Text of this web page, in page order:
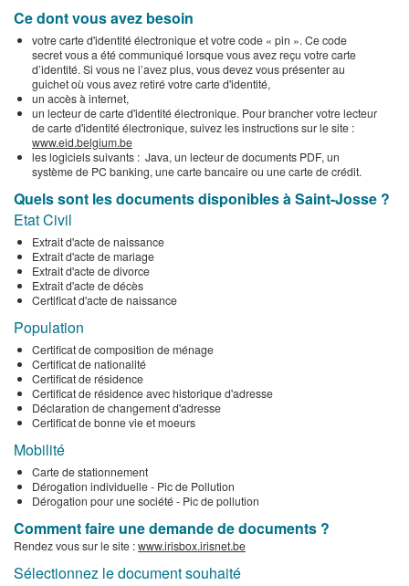
Ce dont vous avez besoin
votre carte d'identité électronique et votre code « pin ». Ce code
secret vous a été communiqué lorsque vous avez reçu votre carte
d’identité. Si vous ne l’avez plus, vous devez vous présenter au
guichet où vous avez retiré votre carte d'identité,
un accès à internet,
un lecteur de carte d'identité électronique. Pour brancher votre lecteur
de carte d'identité électronique, suivez les instructions sur le site :
www.eid.belgium.be
les logiciels suivants : Java, un lecteur de documents PDF, un
système de PC banking, une carte bancaire ou une carte de crédit.
Quels sont les documents disponibles à Saint-Josse ?
Etat Civil
Extrait d'acte de naissance
Extrait d'acte de mariage
Extrait d'acte de divorce
Extrait d'acte de décès
Certificat d'acte de naissance
Population
Certificat de composition de ménage
Certificat de nationalité
Certificat de résidence
Certificat de résidence avec historique d'adresse
Déclaration de changement d'adresse
Certificat de bonne vie et moeurs
Mobilité
Carte de stationnement
Dérogation individuelle - Pic de Pollution
Dérogation pour une société - Pic de pollution
Comment faire une demande de documents ?
Rendez vous sur le site :www.irisbox.irisnet.be
Sélectionnez le document souhaité